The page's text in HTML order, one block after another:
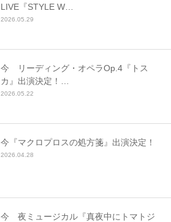
LIVE『STYLE W…
2026.05.29
今 リーディング・オペラOp.4『トス
カ』出演決定！…
2026.05.22
今『マクロプロスの処方箋』出演決定！
2026.04.28
今 夜ミュージカル『真夜中にトマトジ